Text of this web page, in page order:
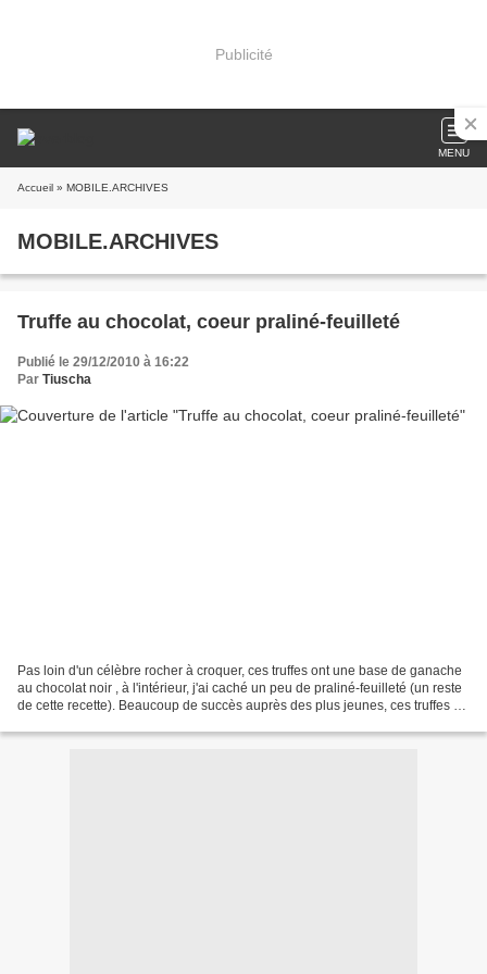
Publicité
MENU
Accueil » MOBILE.ARCHIVES
MOBILE.ARCHIVES
Truffe au chocolat, coeur praliné-feuilleté
Publié le 29/12/2010 à 16:22
Par Tiuscha
Pas loin d'un célèbre rocher à croquer, ces truffes ont une base de ganache
au chocolat noir , à l'intérieur, j'ai caché un peu de praliné-feuilleté (un reste
de cette recette). Beaucoup de succès auprès des plus jeunes, ces truffes au